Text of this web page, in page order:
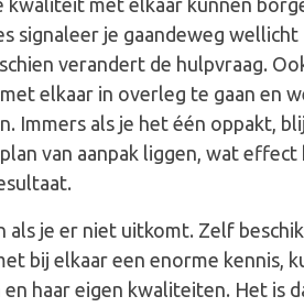
met elkaar kunnen
signaleer je gaandeweg wellicht
verandert de hulpvraag.
elkaar in overleg te gaan en
Immers als je het één oppakt,
van aanpak liggen, wat
als je er niet uitkomt. Zelf
bij elkaar een enorme kennis,
haar eigen kwaliteiten. Het is